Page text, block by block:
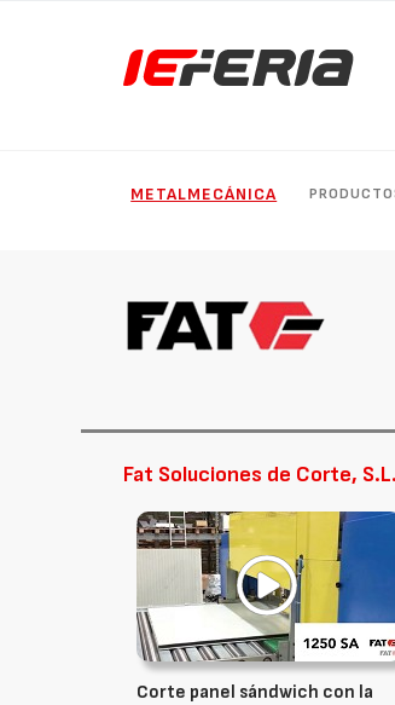
METALMECÁNICA
Fat Soluciones de Corte,
Corte panel sándwich con la